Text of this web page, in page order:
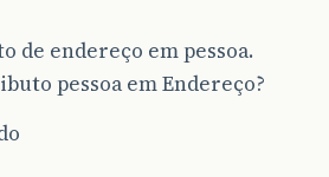
de endereço em pessoa.
pessoa em Endereço?